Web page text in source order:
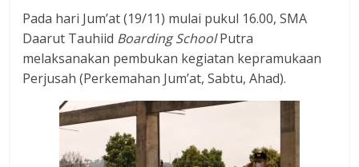
Pada hari Jum’at (19/11) mulai pukul 16.00, SMA
Daarut Tauhiid Boarding SchoolPutra
melaksanakan pembukan kegiatan kepramukaan
Perjusah (Perkemahan Jum’at, Sabtu, Ahad).